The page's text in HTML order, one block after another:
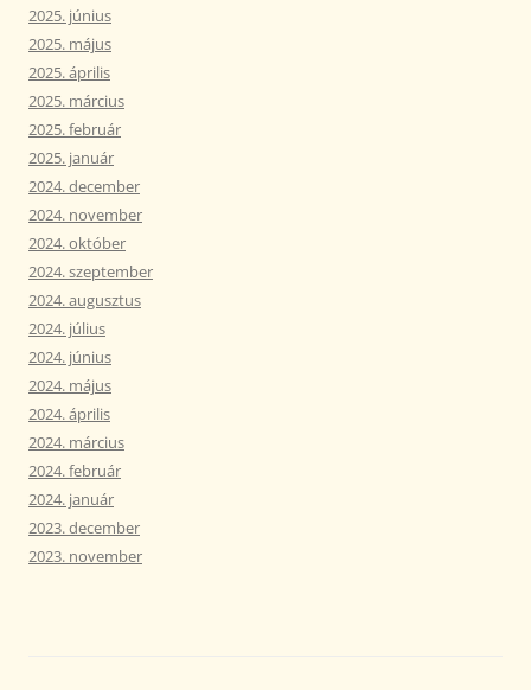
2025. június
2025. május
2025. április
2025. március
2025. február
2025. január
2024. december
2024. november
2024. október
2024. szeptember
2024. augusztus
2024. július
2024. június
2024. május
2024. április
2024. március
2024. február
2024. január
2023. december
2023. november